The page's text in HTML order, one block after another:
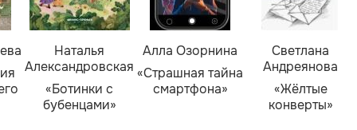
Наталья
Александровская
«Ботинки с
бубенцами»
Алла Озорнина
«Страшная тайна
смартфона»
Светлана
Андреянова
«Жёлтые
конверты»